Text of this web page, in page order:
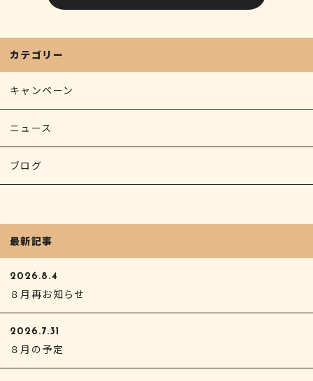
カテゴリー
キャンペーン
ニュース
ブログ
最新記事
2026.8.4
８月再お知らせ
2026.7.31
８月の予定